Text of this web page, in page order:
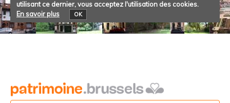
utilisant ce dernier, vous acceptez l'utilisation des cookies.
En savoir plus
OK